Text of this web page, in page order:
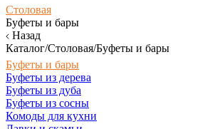
Столовая
Буфеты и бары
Назад
Каталог/Столовая/Буфеты и бары
Буфеты и бары
Буфеты из дерева
Буфеты из дуба
Буфеты из сосны
Комоды для кухни